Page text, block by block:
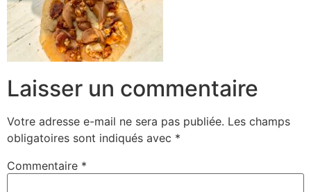
Laisser un commentaire
Votre adresse e-mail ne sera pas publiée. Les champs
obligatoires sont indiqués avec *
Commentaire *